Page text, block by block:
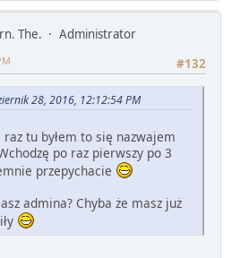
The.
Administrator
#132
28, 2016, 12:12:54 PM
tu byłem to się nazwajem
po raz pierwszy po 3
przepychacie
admina? Chyba że masz już